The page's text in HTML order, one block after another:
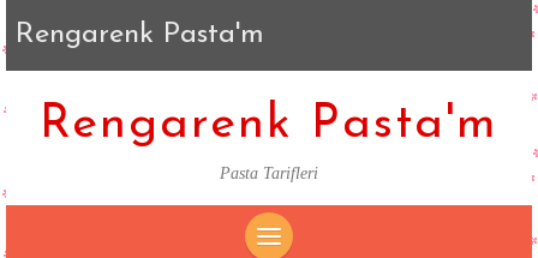
Rengarenk Pasta'm
Rengarenk Pasta'm
Pasta Tarifleri